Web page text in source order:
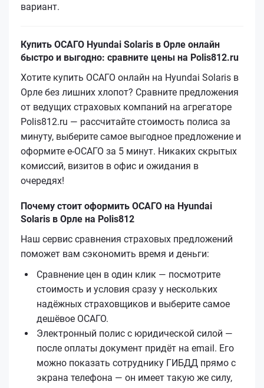
вариант.
Купить ОСАГО Hyundai Solaris в Орле онлайн
быстро и выгодно: сравните цены на Polis812.ru
Хотите купить ОСАГО онлайн на Hyundai Solaris в
Орле без лишних хлопот? Сравните предложения
от ведущих страховых компаний на агрегаторе
Polis812.ru — рассчитайте стоимость полиса за
минуту, выберите самое выгодное предложение и
оформите е‑ОСАГО за 5 минут. Никаких скрытых
комиссий, визитов в офис и ожидания в
очередях!
Почему стоит оформить ОСАГО на Hyundai
Solaris в Орле на Polis812
Наш сервис сравнения страховых предложений
поможет вам сэкономить время и деньги:
Сравнение цен в один клик — посмотрите
стоимость и условия сразу у нескольких
надёжных страховщиков и выберите самое
дешёвое ОСАГО.
Электронный полис с юридической силой —
после оплаты документ придёт на email. Его
можно показать сотруднику ГИБДД прямо с
экрана телефона — он имеет такую же силу,